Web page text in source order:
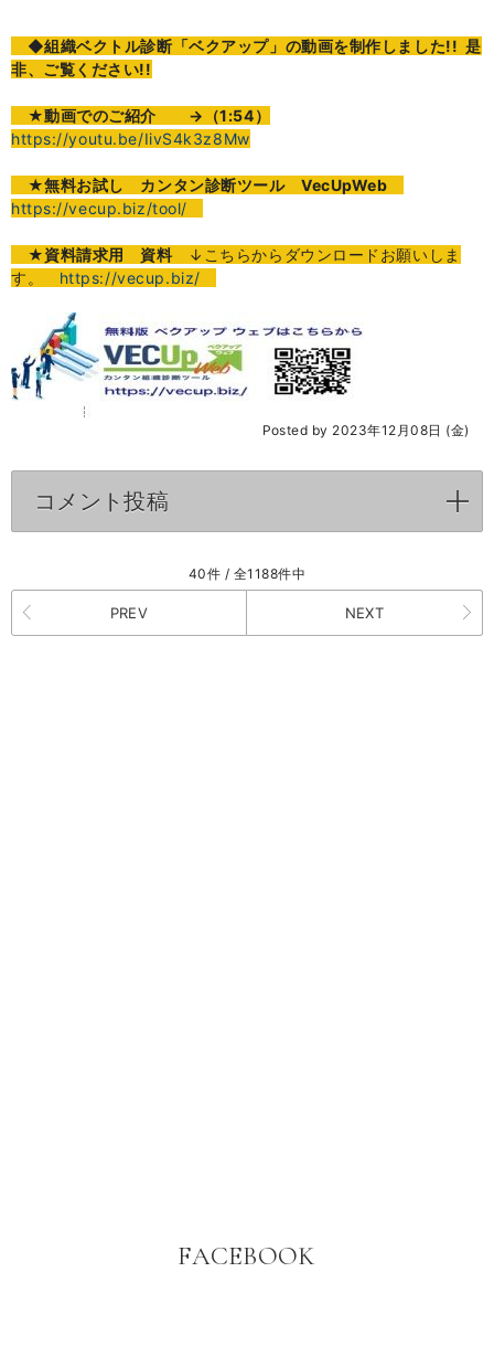
◆組織ベクトル診断「ベクアップ」の動画を制作しました!! 是
非、ご覧ください!!
★動画でのご紹介 →（1:54）
https://youtu.be/IivS4k3z8Mw
★無料お試し カンタン診断ツール VecUpWeb
https://vecup.biz/tool/
★資料請求用 資料↓こちらからダウンロードお願いしま
す。 https://vecup.biz/
Posted by 2023年12月08日 (金)
コメント投稿
40件 / 全1188件中
PREV NEXT
FACEBOOK